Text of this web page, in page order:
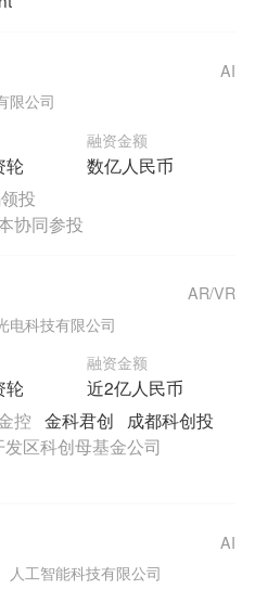
限公司
轮
融资金额
数亿人民币
AI
投
协同参投
电科技有限公司
轮
融资金额
近2亿人民币
AR/VR
控 金科君创
成都科创投
发区科创母基金公司
人工智能科技有限公司
AI